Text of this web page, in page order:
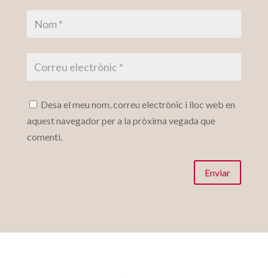
Desa el meu nom, correu electrònic i lloc web en
aquest navegador per a la pròxima vegada que
comenti.
Enviar